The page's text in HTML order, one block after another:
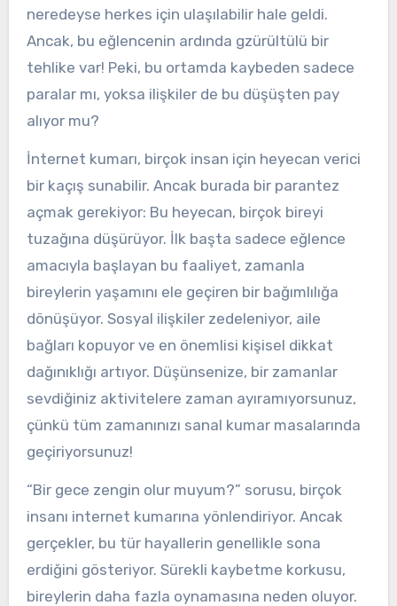
neredeyse herkes için ulaşılabilir hale geldi.
Ancak, bu eğlencenin ardında gzürültülü bir
tehlike var! Peki, bu ortamda kaybeden sadece
paralar mı, yoksa ilişkiler de bu düşüşten pay
alıyor mu?
İnternet kumarı, birçok insan için heyecan verici
bir kaçış sunabilir. Ancak burada bir parantez
açmak gerekiyor: Bu heyecan, birçok bireyi
tuzağına düşürüyor. İlk başta sadece eğlence
amacıyla başlayan bu faaliyet, zamanla
bireylerin yaşamını ele geçiren bir bağımlılığa
dönüşüyor. Sosyal ilişkiler zedeleniyor, aile
bağları kopuyor ve en önemlisi kişisel dikkat
dağınıklığı artıyor. Düşünsenize, bir zamanlar
sevdiğiniz aktivitelere zaman ayıramıyorsunuz,
çünkü tüm zamanınızı sanal kumar masalarında
geçiriyorsunuz!
“Bir gece zengin olur muyum?” sorusu, birçok
insanı internet kumarına yönlendiriyor. Ancak
gerçekler, bu tür hayallerin genellikle sona
erdiğini gösteriyor. Sürekli kaybetme korkusu,
bireylerin daha fazla oynamasına neden oluyor.